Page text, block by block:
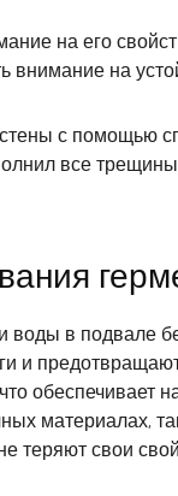
на его
на
стены с
все
воды в подвале
и
материалах,
теряют свои